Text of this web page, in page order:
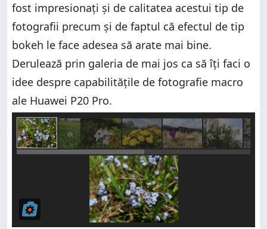
fost impresionați și de calitatea acestui tip de
fotografii precum și de faptul că efectul de tip
bokeh le face adesea să arate mai bine.
Derulează prin galeria de mai jos ca să îți faci o
idee despre capabilitățile de fotografie macro
ale Huawei P20 Pro.